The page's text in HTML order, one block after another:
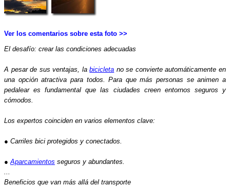
Ver los comentarios sobre esta foto >>
El desafío: crear las condiciones adecuadas
A pesar de sus ventajas, labicicleta no se convierte automáticamente en
una opción atractiva para todos. Para que más personas se animen a
pedalear es fundamental que las ciudades creen entornos seguros y
cómodos.
Los expertos coinciden en varios elementos clave:
● Carriles bici protegidos y conectados.
●Aparcamientos seguros y abundantes.
...
Beneficios que van más allá del transporte